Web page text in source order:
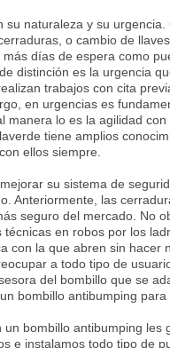
naturaleza y su urgencia.
o cambio de
días de espera como
distinción es la urgencia
trabajos con cita
en urgencias es
manera lo es la agilidad
tiene amplios
ellos siempre.
su sistema de
Anteriormente, las
seguro del mercado. No
en robos por los
con la que abren sin hacer
a todo tipo de
del bombillo que se
bombillo antibumping para
bombillo antibumping les
e instalamos todo tipo de